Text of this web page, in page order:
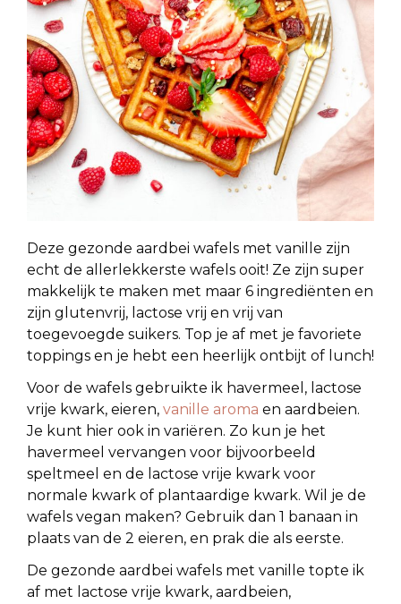
Deze gezonde aardbei wafels met vanille zijn
echt de allerlekkerste wafels ooit! Ze zijn super
makkelijk te maken met maar 6 ingrediënten en
zijn glutenvrij, lactose vrij en vrij van
toegevoegde suikers. Top je af met je favoriete
toppings en je hebt een heerlijk ontbijt of lunch!
Voor de wafels gebruikte ik havermeel, lactose
vrije kwark, eieren, vanille aroma en aardbeien.
Je kunt hier ook in variëren. Zo kun je het
havermeel vervangen voor bijvoorbeeld
speltmeel en de lactose vrije kwark voor
normale kwark of plantaardige kwark. Wil je de
wafels vegan maken? Gebruik dan 1 banaan in
plaats van de 2 eieren, en prak die als eerste.
De gezonde aardbei wafels met vanille topte ik
af met lactose vrije kwark, aardbeien,